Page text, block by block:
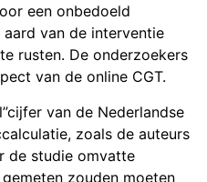
een onbedoeld
van de interventie
rusten. De onderzoekers
van de online CGT.
van de Nederlandse
zoals de auteurs
de studie omvatte
zouden moeten